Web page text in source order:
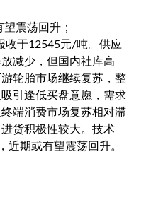
震荡回升；
收于12545元/吨。供应
减少，但国内社库高
轮胎市场继续复苏，整
引逢低买盘意愿，需求
端消费市场复苏相对滞
货积极性较大。技术
近期或有望震荡回升。